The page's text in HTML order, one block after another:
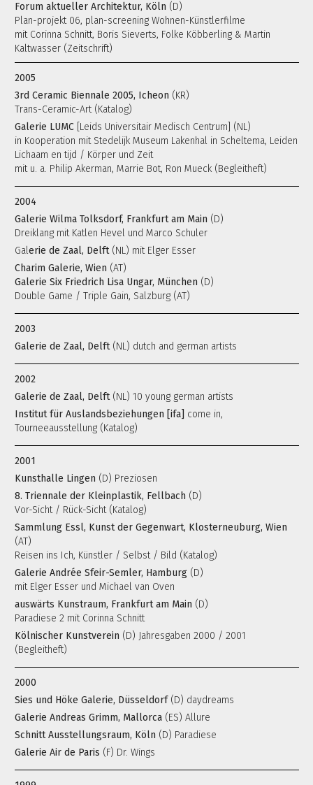
Forum aktueller Architektur, Köln (D)
Plan-projekt 06, plan-screening Wohnen-Künstlerfilme
mit Corinna Schnitt, Boris Sieverts, Folke Köbberling & Martin
Kaltwasser (Zeitschrift)
2005
3rd Ceramic Biennale 2005, Icheon (KR)
Trans-Ceramic-Art (Katalog)
Galerie LUMC [Leids Universitair Medisch Centrum] (NL)
in Kooperation mit Stedelijk Museum Lakenhal in Scheltema, Leiden
Lichaam en tijd / Körper und Zeit
mit u. a. Philip Akerman, Marrie Bot, Ron Mueck (Begleitheft)
2004
Galerie Wilma Tolksdorf, Frankfurt am Main (D)
Dreiklang mit Katlen Hevel und Marco Schuler
Galerie de Zaal, Delft(NL) mit Elger Esser
Charim Galerie, Wien (AT)
Galerie Six Friedrich Lisa Ungar, München (D)
Double Game / Triple Gain, Salzburg (AT)
2003
Galerie de Zaal, Delft (NL) dutch and german artists
2002
Galerie de Zaal, Delft (NL) 10 young german artists
Institut für Auslandsbeziehungen [ifa] come in,
Tourneeausstellung (Katalog)
2001
Kunsthalle Lingen (D) Preziosen
8. Triennale der Kleinplastik, Fellbach (D)
Vor-Sicht / Rück-Sicht (Katalog)
Sammlung Essl, Kunst der Gegenwart, Klosterneuburg, Wien
(AT)
Reisen ins Ich, Künstler / Selbst / Bild (Katalog)
Galerie Andrée Sfeir-Semler, Hamburg (D)
mit Elger Esser und Michael van Oven
auswärts Kunstraum, Frankfurt am Main (D)
Paradiese 2 mit Corinna Schnitt
Kölnischer Kunstverein (D) Jahresgaben 2000 / 2001
(Begleitheft)
2000
Sies und Höke Galerie, Düsseldorf(D) daydreams
Galerie Andreas Grimm, Mallorca (ES) Allure
Schnitt Ausstellungsraum, Köln (D) Paradiese
Galerie Air de Paris (F) Dr. Wings